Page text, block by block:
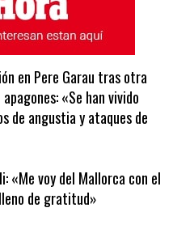
en Pere Garau tras otra
«Se han vivido
de angustia y ataques de
«Me voy del Mallorca con el